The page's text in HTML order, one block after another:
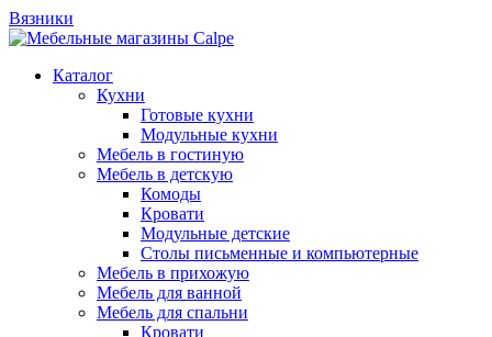
Вязники
Каталог
Кухни
Готовые кухни
Модульные кухни
Мебель в гостиную
Мебель в детскую
Комоды
Кровати
Модульные детские
Столы письменные и компьютерные
Мебель в прихожую
Мебель для ванной
Мебель для спальни
Кровати